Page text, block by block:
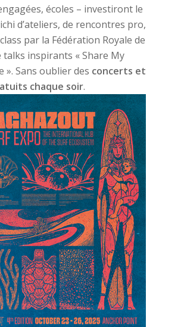
écoles – investiront le
d’ateliers, de rencontres pro,
par la Fédération Royale de
talks inspirants « Share My
». Sans oublier des concerts et
chaque soir.